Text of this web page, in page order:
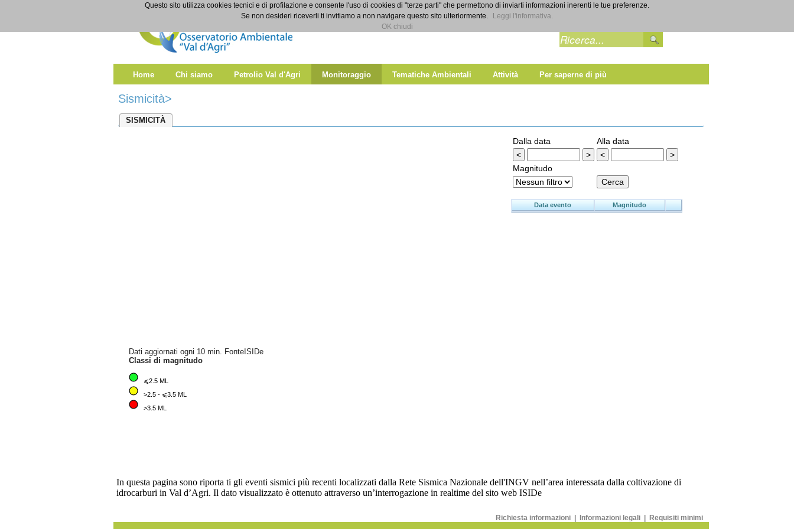
Sismicità
Home Chi siamo Petrolio Val d'Agri Monitoraggio Tematiche Ambientali Attività Per saperne di più
Richiesta informazioni Informazioni legali
Requisiti minimi
Questo sito utilizza cookies tecnici e di profilazione e consente l'uso di cookies di "terze parti" che permettono di inviarti informazioni inerenti le tue preferenze.
Se non desideri riceverli ti invitiamo a non navigare questo sito ulteriormente.
Leggi l'informativa.
OK chiudi